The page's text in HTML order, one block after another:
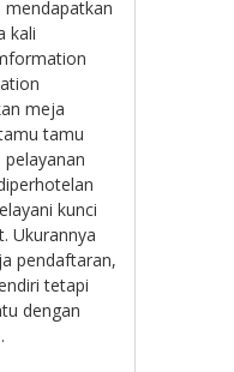
kali
meja
tamu
kunci
Ukurannya
pendaftaran,
tetapi
dengan